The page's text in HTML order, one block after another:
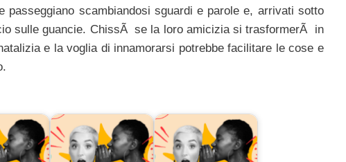
passeggiano scambiandosi sguardi e parole e, arrivati sotto
sulle guancie. ChissÃ se la loro amicizia si trasformerÃ in
e la voglia di innamorarsi potrebbe facilitare le cose e